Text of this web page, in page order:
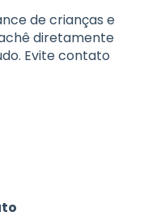
de crianças e
diretamente
Evite contato